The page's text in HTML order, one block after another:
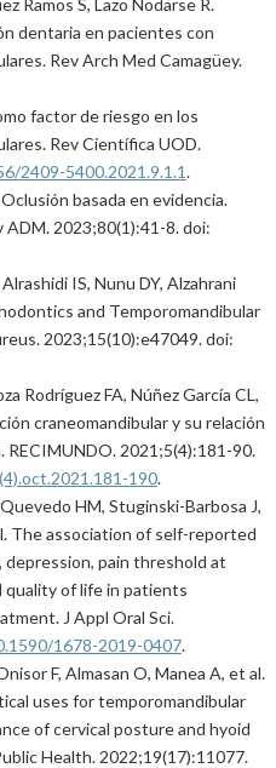
dentaria en pacientes con
Rev Arch Med Camagüey.
factor de riesgo en los
Rev Científica UOD.
2409-5400.2021.9.1.1.
basada en evidencia.
ADM. 2023;80(1):41-8. doi:
IS, Nunu DY, Alzahrani
and Temporomandibular
2023;15(10):e47049. doi:
Rodríguez FA, Núñez García CL,
craneomandibular y su relación
RECIMUNDO. 2021;5(4):181-90.
190.
HM, Stuginski-Barbosa J,
The association of self-reported
pain threshold at
quality of life in patients
J Appl Oral Sci.
1678-2019-0407.
F, Almasan O, Manea A, et al.
uses for temporomandibular
of cervical posture and hyoid
Health. 2022;19(17):11077.